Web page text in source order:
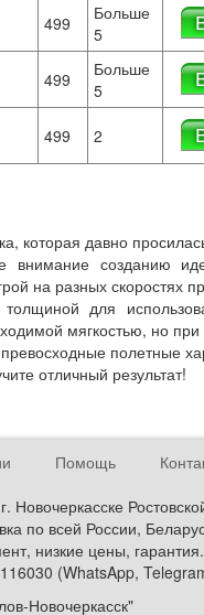
499
Больше
5
499
Больше
5
499 2
которая давно
внимание созданию
на разных скоростях
для
мягкостью, но
полетные
отличный результат!
Помощь
Новочеркасске
по всей России,
низкие цены, гарантия.
(WhatsApp,
Новочеркасск"